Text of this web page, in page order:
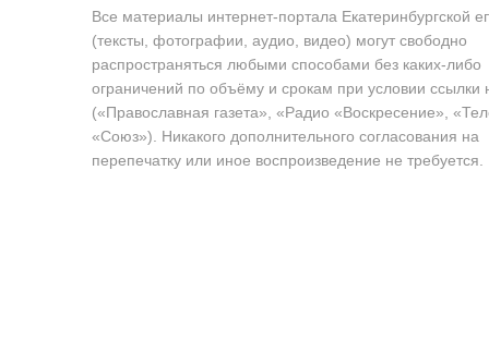
Все материалы интернет-портала Екатеринбургской
(тексты, фотографии, аудио, видео) могут свободно
распространяться любыми способами без каких-либо
ограничений по объёму и срокам при условии ссылки
(«Православная газета», «Радио «Воскресение»,
«Союз»). Никакого дополнительного согласования на
перепечатку или иное воспроизведение не требуется.